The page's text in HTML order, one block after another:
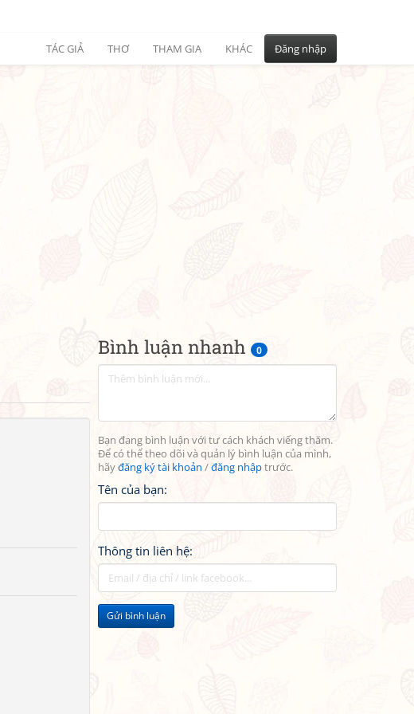
TÁC GIẢ THƠ THAM GIA KHÁC Đăng nhập
Bình luận nhanh 0
Bạn đang bình luận với tư cách khách viếng thăm.
Để có thể theo dõi và quản lý bình luận của mình,
hãyđăng ký tài khoản /đăng nhậptrước.
Tên của bạn:
Thông tin liên hệ:
Gửi bình luận